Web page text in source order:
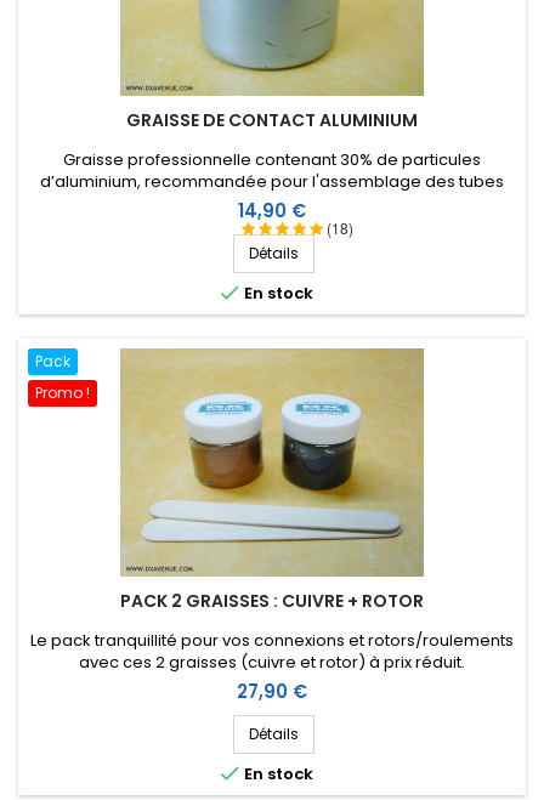
GRAISSE DE CONTACT ALUMINIUM
(18)
Graisse professionnelle contenant 30% de particules
d’aluminium, recommandée pour l'assemblage des tubes
d'antennes en aluminium (ou alliages) en évitant le grippage,
la corrosion, et la formation d'alumine.
Prix
14,90 €
Détails
 En stock
Pack
Promo !
PACK 2 GRAISSES : CUIVRE + ROTOR
Le pack tranquillité pour vos connexions et rotors/roulements
avec ces 2 graisses (cuivre et rotor) à prix réduit.
Prix
27,90 €
Détails
 En stock